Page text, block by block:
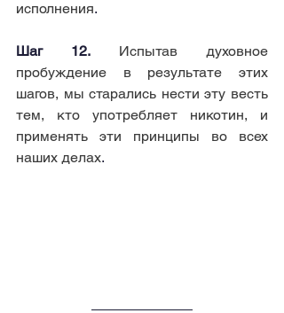
исполнения.
Шаг 12.
Испытав духовное
пробуждение в результате этих
шагов, мы старались нести эту весть
тем, кто употребляет никотин, и
применять эти принципы во всех
наших делах.